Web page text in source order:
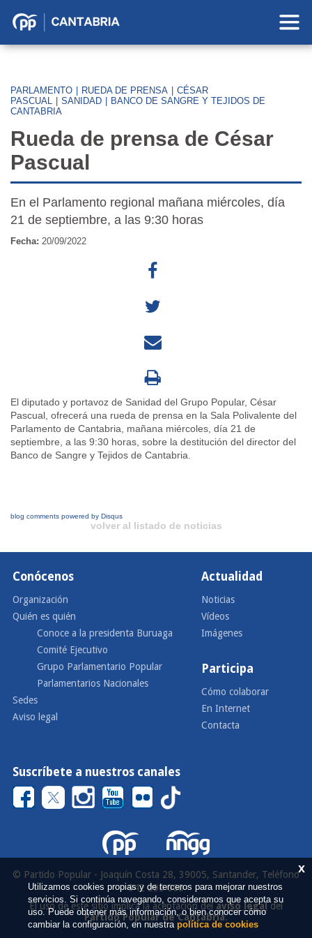
Partido
Cantabria
PARLAMENTO RUEDA DE PRENSA
CÉSAR
PASCUAL
SANIDAD
BANCO DE SANGRE Y TEJIDOS DE
CANTABRIA
Rueda de prensa de César
Pascual
En el Parlamento regional mañana miércoles, día
21 de septiembre, a las 9:30 horas
Fecha: 20/09/2022
El diputado y portavoz de Sanidad del Grupo Popular, César
Pascual, ofrecerá una rueda de prensa en la Sala Polivalente del
Parlamento de Cantabria, mañana miércoles, día 21 de
septiembre, a las 9:30 horas, sobre la destitución del director del
Banco de Sangre y Tejidos de Cantabria.
blog comments powered by Disqus
volver al listado de noticias
Conócenos
Organización
Quién es quién
Conoce a la presidenta Buruaga
Comité Ejecutivo
Grupo Parlamentario Popular
Parlamentarios Nacionales
Sedes
Aviso legal
Actualidad
Noticias
Vídeos
Imágenes
Participa
Cómo colaborar
En Internet
Contacta
Suscríbete a nuestros canales
© Partido Popular - Joaquín Costa 28, 39005, Santander, Teléfono
942 290 000
El uso de este sitio implica la aceptación delaviso legaldel
Partido Popular de Cantabria.
x
Utilizamos cookies propias y de terceros para mejorar nuestros
servicios. Si continúa navegando, consideramos que acepta su
uso. Puede obtener más información, o bien conocer cómo
cambiar la configuración, en nuestra política de cookies